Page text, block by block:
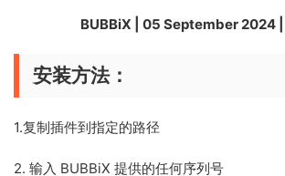
BUBBiX | 05 September 2024
安装方法：
1.复制插件到指定的路径
2. 输入 BUBBiX 提供的任何序列号